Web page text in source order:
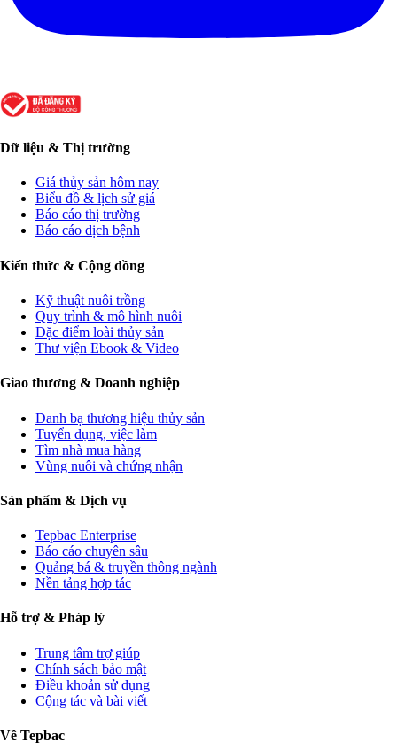
Dữ liệu & Thị trường
Giá thủy sản hôm nay
Biểu đồ & lịch sử giá
Báo cáo thị trường
Báo cáo dịch bệnh
Kiến thức & Cộng đồng
Kỹ thuật nuôi trồng
Quy trình & mô hình nuôi
Đặc điểm loài thủy sản
Thư viện Ebook & Video
Giao thương & Doanh nghiệp
Danh bạ thương hiệu thủy sản
Tuyển dụng, việc làm
Tìm nhà mua hàng
Vùng nuôi và chứng nhận
Sản phẩm & Dịch vụ
Tepbac Enterprise
Báo cáo chuyên sâu
Quảng bá & truyền thông ngành
Nền tảng hợp tác
Hỗ trợ & Pháp lý
Trung tâm trợ giúp
Chính sách bảo mật
Điều khoản sử dụng
Cộng tác và bài viết
Về Tepbac